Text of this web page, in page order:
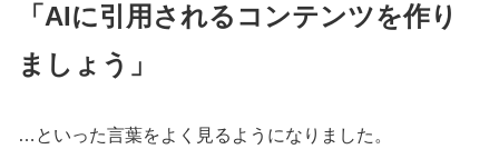
「AIに引用されるコンテンツを作り
ましょう」
…といった言葉をよく見るようになりました。